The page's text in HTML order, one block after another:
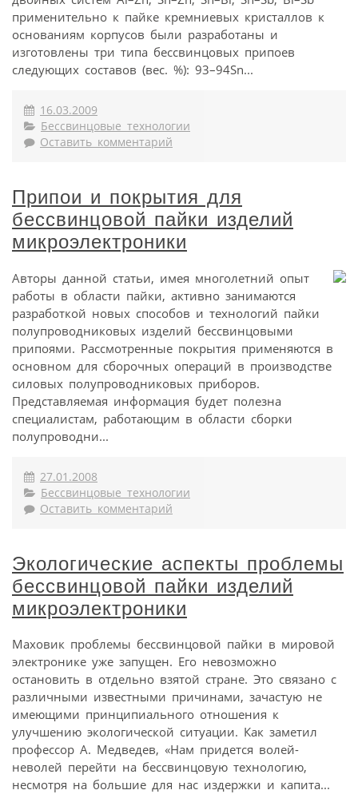
применительно к пайке кремниевых кристаллов к
основаниям корпусов были разработаны и
изготовлены три типа бессвинцовых припоев
следующих составов (вес. %): 93–94Sn...
16.03.2009
Бессвинцовые технологии
Оставить комментарий
Припои и покрытия для
бессвинцовой пайки изделий
микроэлектроники
Авторы данной статьи, имея многолетний опыт
работы в области пайки, активно занимаются
разработкой новых способов и технологий пайки
полупроводниковых изделий бессвинцовыми
припоями. Рассмотренные покрытия применяются в
основном для сборочных операций в производстве
силовых полупроводниковых приборов.
Представляемая информация будет полезна
специалистам, работающим в области сборки
полупроводни...
27.01.2008
Бессвинцовые технологии
Оставить комментарий
Экологические аспекты проблемы
бессвинцовой пайки изделий
микроэлектроники
Маховик проблемы бессвинцовой пайки в мировой
электронике уже запущен. Его невозможно
остановить в отдельно взятой стране. Это связано с
различными известными причинами, зачастую не
имеющими принципиального отношения к
улучшению экологической ситуации. Как заметил
профессор А. Медведев, «Нам придется волей-
неволей перейти на бессвинцовую технологию,
несмотря на большие для нас издержки и капита...